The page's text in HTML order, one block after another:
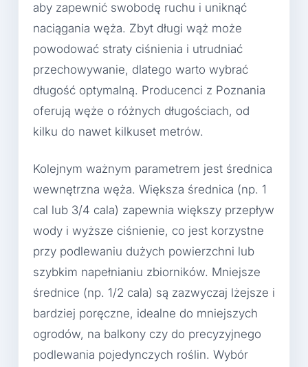
aby zapewnić swobodę ruchu i uniknąć
naciągania węża. Zbyt długi wąż może
powodować straty ciśnienia i utrudniać
przechowywanie, dlatego warto wybrać
długość optymalną. Producenci z Poznania
oferują węże o różnych długościach, od
kilku do nawet kilkuset metrów.
Kolejnym ważnym parametrem jest średnica
wewnętrzna węża. Większa średnica (np. 1
cal lub 3/4 cala) zapewnia większy przepływ
wody i wyższe ciśnienie, co jest korzystne
przy podlewaniu dużych powierzchni lub
szybkim napełnianiu zbiorników. Mniejsze
średnice (np. 1/2 cala) są zazwyczaj lżejsze i
bardziej poręczne, idealne do mniejszych
ogrodów, na balkony czy do precyzyjnego
podlewania pojedynczych roślin. Wybór